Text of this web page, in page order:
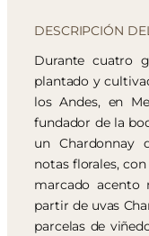
DESCRIPCIÓN
Durante cuatro
plantado y
los Andes, en
fundador de la
un Chardonnay
notas florales,
marcado acento
partir de uvas
parcelas de